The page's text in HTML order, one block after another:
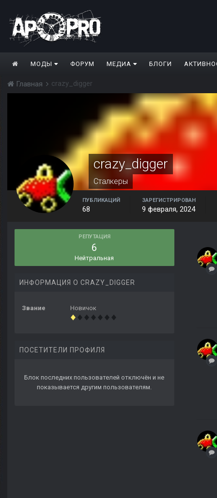
МОДЫ ФОРУМ МЕДИА БЛОГИ
Главная crazy_digger
crazy_digger
Сталкеры
ПУБЛИКАЦИЙ
68
ЗАРЕГИСТРИРОВАН
9 февраля, 2024
РЕПУТАЦИЯ
6
Нейтральная
ИНФОРМАЦИЯ О CRAZY_DIGGER
Звание Новичок
ПОСЕТИТЕЛИ ПРОФИЛЯ
Блок последних пользователей отключён и не
показывается другим пользователям.